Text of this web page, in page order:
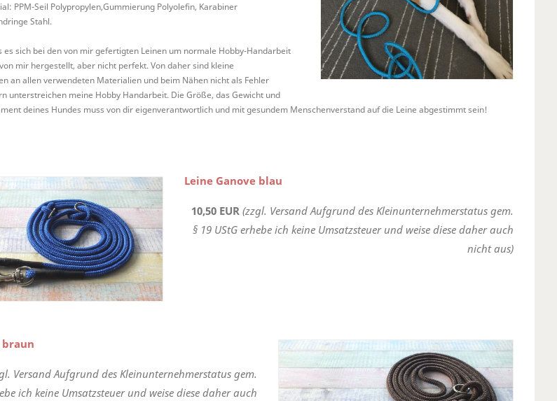
PPM-Seil Polypropylen,Gummierung Polyolefin, Karabiner
Stahl.
es sich bei den von mir gefertigten Leinen um normale Hobby-Handarbeit
mir hergestellt, aber nicht perfekt. Von daher sind kleine
an allen verwendeten Materialien und beim Nähen nicht als Fehler
unterstreichen meine Hobby Handarbeit. Die Größe, das Gewicht und
deines Hundes muss von dir eigenverantwortlich und mit gesundem Menschenverstand auf die Leine abgestimmt sein!
Leine Ganove blau
10,50 EUR (zzgl. Versand Aufgrund des Kleinunternehmerstatus gem.
§ 19 UStG erhebe ich keine Umsatzsteuer und weise diese daher auch
nicht aus)
braun
Versand Aufgrund des Kleinunternehmerstatus gem.
ich keine Umsatzsteuer und weise diese daher auch